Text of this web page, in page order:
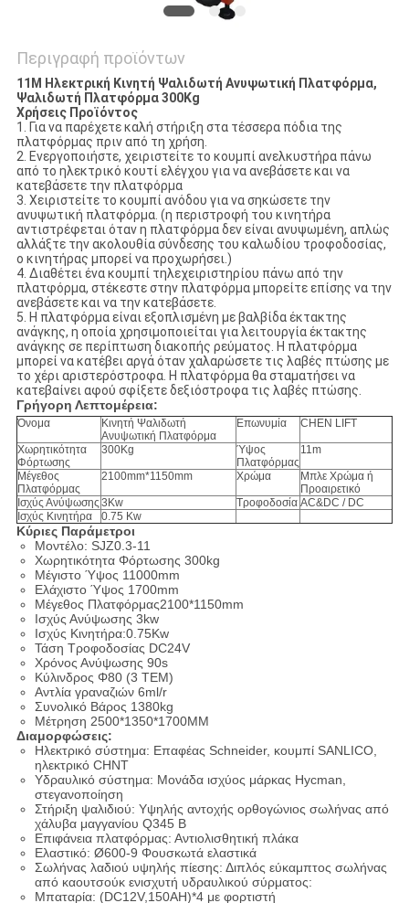
Περιγραφή προϊόντων
11M Ηλεκτρική Κινητή Ψαλιδωτή Ανυψωτική Πλατφόρμα,
Ψαλιδωτή Πλατφόρμα 300Kg
Χρήσεις Προϊόντος
1. Για να παρέχετε καλή στήριξη στα τέσσερα πόδια της
πλατφόρμας πριν από τη χρήση.
2. Ενεργοποιήστε, χειριστείτε το κουμπί ανελκυστήρα πάνω
από το ηλεκτρικό κουτί ελέγχου για να ανεβάσετε και να
κατεβάσετε την πλατφόρμα
3. Χειριστείτε το κουμπί ανόδου για να σηκώσετε την
ανυψωτική πλατφόρμα. (η περιστροφή του κινητήρα
αντιστρέφεται όταν η πλατφόρμα δεν είναι ανυψωμένη, απλώς
αλλάξτε την ακολουθία σύνδεσης του καλωδίου τροφοδοσίας,
ο κινητήρας μπορεί να προχωρήσει.)
4. Διαθέτει ένα κουμπί τηλεχειριστηρίου πάνω από την
πλατφόρμα, στέκεστε στην πλατφόρμα μπορείτε επίσης να την
ανεβάσετε και να την κατεβάσετε.
5. Η πλατφόρμα είναι εξοπλισμένη με βαλβίδα έκτακτης
ανάγκης, η οποία χρησιμοποιείται για λειτουργία έκτακτης
ανάγκης σε περίπτωση διακοπής ρεύματος. Η πλατφόρμα
μπορεί να κατέβει αργά όταν χαλαρώσετε τις λαβές πτώσης με
το χέρι αριστερόστροφα. Η πλατφόρμα θα σταματήσει να
κατεβαίνει αφού σφίξετε δεξιόστροφα τις λαβές πτώσης.
Γρήγορη Λεπτομέρεια:
Όνομα
Κινητή Ψαλιδωτή
Ανυψωτική Πλατφόρμα
Επωνυμία CHEN LIFT
Χωρητικότητα
Φόρτωσης
300Kg
Ύψος
Πλατφόρμας
11m
Μέγεθος
Πλατφόρμας
2100mm*1150mm Χρώμα
Μπλε Χρώμα ή
Προαιρετικό
Ισχύς Ανύψωσης 3Kw Τροφοδοσία AC&DC / DC
Ισχύς Κινητήρα
0.75 Kw
Κύριες Παράμετροι
Μοντέλο: SJZ0.3-11
Χωρητικότητα Φόρτωσης 300kg
Μέγιστο Ύψος 11000mm
Ελάχιστο Ύψος 1700mm
Μέγεθος Πλατφόρμας2100*1150mm
Ισχύς Ανύψωσης 3kw
Ισχύς Κινητήρα:0.75Kw
Τάση Τροφοδοσίας DC24V
Χρόνος Ανύψωσης 90s
Κύλινδρος Φ80 (3 ΤΕΜ)
Αντλία γραναζιών 6ml/r
Συνολικό Βάρος 1380kg
Μέτρηση 2500*1350*1700MM
Διαμορφώσεις:
Ηλεκτρικό σύστημα: Επαφέας Schneider, κουμπί SANLICO,
ηλεκτρικό CHNT
Υδραυλικό σύστημα: Μονάδα ισχύος μάρκας Hycman,
στεγανοποίηση
Στήριξη ψαλιδιού: Υψηλής αντοχής ορθογώνιος σωλήνας από
χάλυβα μαγγανίου Q345 B
Επιφάνεια πλατφόρμας: Αντιολισθητική πλάκα
Ελαστικό: Ø600-9 Φουσκωτά ελαστικά
Σωλήνας λαδιού υψηλής πίεσης: Διπλός εύκαμπτος σωλήνας
από καουτσούκ ενισχυτή υδραυλικού σύρματος:
Μπαταρία: (DC12V,150AH)*4 με φορτιστή